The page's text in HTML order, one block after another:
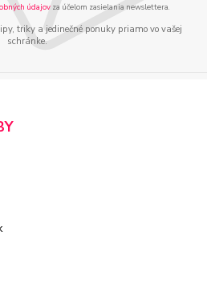
údajov za účelom zasielania newslettera.
triky a jedinečné ponuky priamo vo vašej
schránke.